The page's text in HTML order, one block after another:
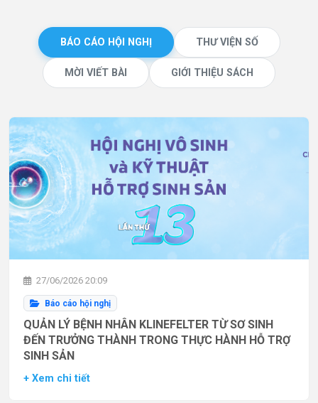
BÁO CÁO HỘI NGHỊ THƯ VIỆN SỐ
MỜI VIẾT BÀI GIỚI THIỆU SÁCH
27/06/2026 20:09
Báo cáo hội nghị
QUẢN LÝ BỆNH NHÂN KLINEFELTER TỪ SƠ SINH
ĐẾN TRƯỞNG THÀNH TRONG THỰC HÀNH HỖ TRỢ
SINH SẢN
+ Xem chi tiết